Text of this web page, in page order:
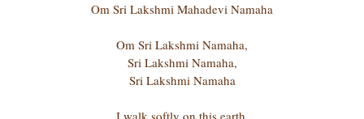
Om Sri Lakshmi Mahadevi Namaha
Om Sri Lakshmi Namaha,
Sri Lakshmi Namaha,
Sri Lakshmi Namaha